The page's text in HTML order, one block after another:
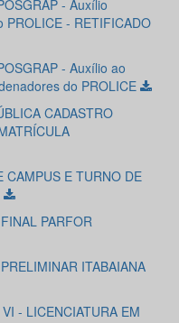
- Auxílio
- RETIFICADO
- Auxílio ao
do PROLICE
CADASTRO
CAMPUS E TURNO DE
PARFOR
ITABAIANA
- LICENCIATURA EM